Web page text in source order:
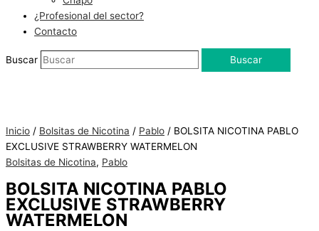
¿Profesional del sector?
Contacto
Buscar Buscar
existencias
Inicio / Bolsitas de Nicotina / Pablo / BOLSITA NICOTINA PABLO
EXCLUSIVE STRAWBERRY WATERMELON
Bolsitas de Nicotina, Pablo
BOLSITA NICOTINA PABLO
EXCLUSIVE STRAWBERRY
WATERMELON